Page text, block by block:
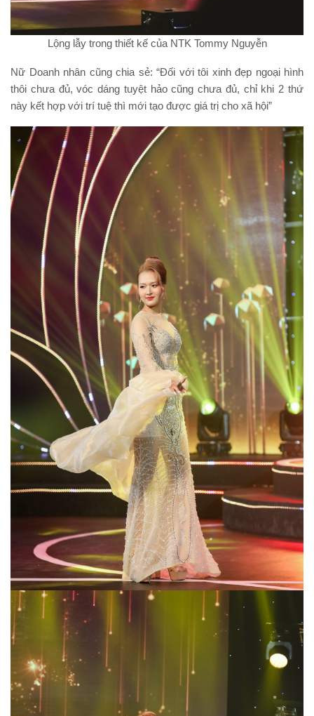
Lộng lẫy trong thiết kế của NTK Tommy Nguyễn
Nữ Doanh nhân cũng chia sẻ: “Đối với tôi xinh đẹp ngoại hình
thôi chưa đủ, vóc dáng tuyệt hảo cũng chưa đủ, chỉ khi 2 thứ
này kết hợp với trí tuệ thì mới tạo được giá trị cho xã hội”